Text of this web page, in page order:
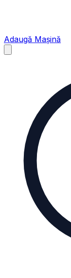
Adaugă Mașină